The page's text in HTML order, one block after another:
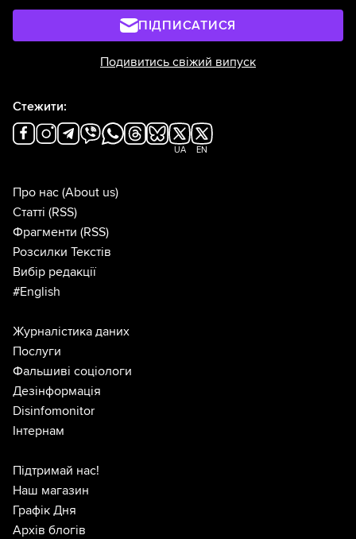
ПІДПИСАТИСЯ
Подивитись свіжий випуск
Стежити:
UA EN
Про нас (About us)
Статті (RSS)
Фрагменти (RSS)
Розсилки Текстів
Вибір редакції
#English
Журналістика даних
Послуги
Фальшиві соціологи
Дезінформація
Disinfomonitor
Інтернам
Підтримай нас!
Наш магазин
Графік Дня
Архів блогів